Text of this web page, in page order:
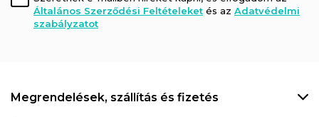
Általános Szerződési Feltételeket és az Adatvédelmi
szabályzatot
Megrendelések, szállítás és fizetés